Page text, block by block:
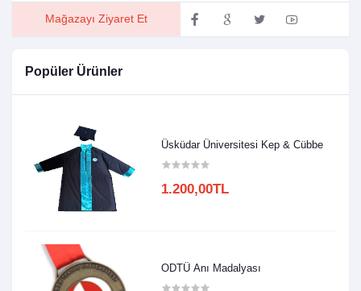
Mağazayı Ziyaret Et
Popüler Ürünler
Üsküdar Üniversitesi Kep & Cübbe
1.200,00TL
ODTÜ Anı Madalyası